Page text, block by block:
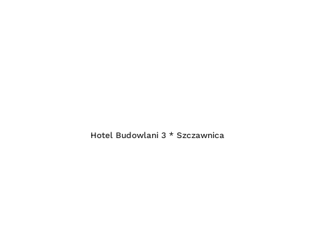
Hotel Budowlani 3 * Szczawnica